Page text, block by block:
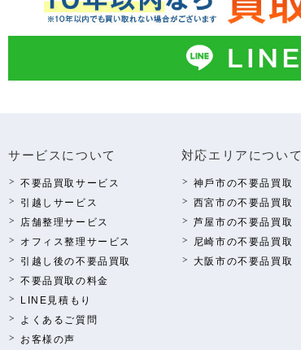
サービスについて
不要品買取サービス
引越しサービス
店舗整理サービス
オフィス整理サービス
引越し後の不要品買取
不要品買取の料⾦
LINE⾒積もり
よくあるご質問
お客様の声
対応エリアについて
神⼾市の不要品買取
西宮市の不要品買取
芦屋市の不要品買取
尼崎市の不要品買取
⼤阪市の不要品買取